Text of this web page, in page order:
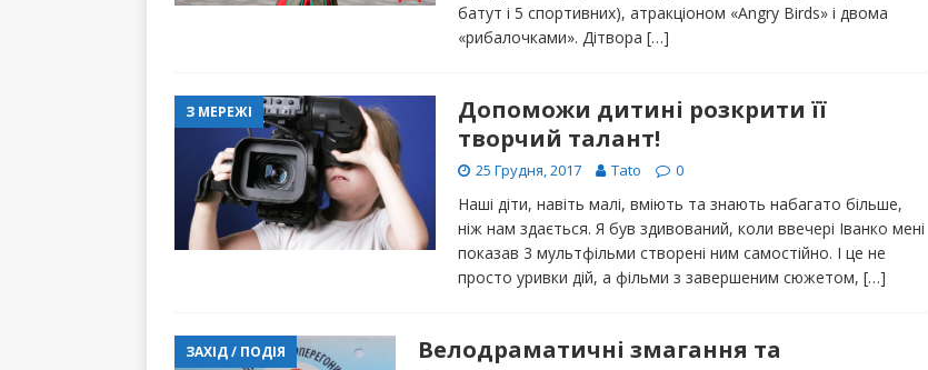
батут і 5 спортивних), атракціоном «Angry Birds» і двома
«рибалочками». Дітвора […]
З МЕРЕЖІ
Допоможи дитині розкрити її
творчий талант!
25 Грудня, 2017 Tato 0
Наші діти, навіть малі, вміють та знають набагато більше,
ніж нам здається. Я був здивований, коли ввечері Іванко мені
показав 3 мультфільми створені ним самостійно. І це не
просто уривки дій, а фільми з завершеним сюжетом, […]
ЗАХІД / ПОДІЯ
Велодраматичні змагання та